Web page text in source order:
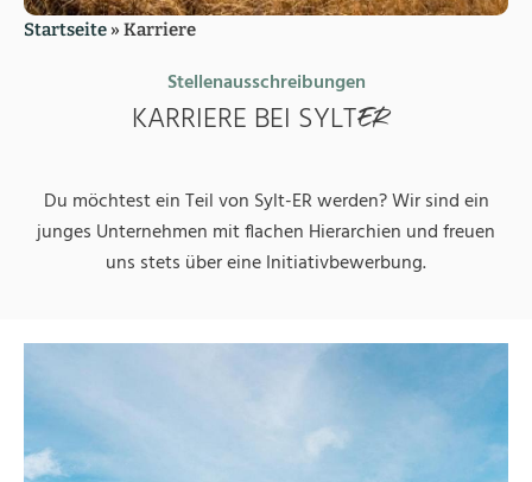
Startseite » Karriere
Stellenausschreibungen
KARRIERE BEI SYLT
Du möchtest ein Teil von Sylt-ER werden? Wir sind ein
junges Unternehmen mit flachen Hierarchien und freuen
uns stets über eine Initiativbewerbung.